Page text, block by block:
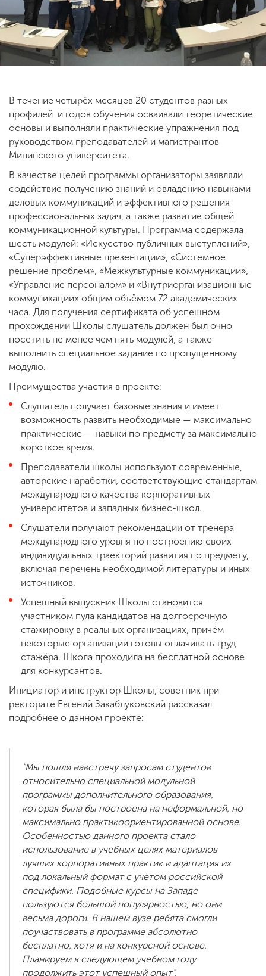
Приемная
комиссия
+7 (831) 262-26-20
В течение четырёх месяцев 20 студентов разных
профилей и годов обучения осваивали теоретические
основы и выполняли практические упражнения под
руководством преподавателей и магистрантов
Мининского университета.
В качестве целей программы организаторы заявляли
содействие получению знаний и овладению навыками
деловых коммуникаций и эффективного решения
профессиональных задач, а также развитие общей
коммуникационной культуры. Программа содержала
шесть модулей: «Искусство публичных выступлений»,
«Суперэффективные презентации», «Системное
решение проблем», «Межкультурные коммуникации»,
«Управление персоналом» и «Внутриорганизационные
коммуникации» общим объёмом 72 академических
часа. Для получения сертификата об успешном
прохождении Школы слушатель должен был очно
посетить не менее чем пять модулей, а также
выполнить специальное задание по пропущенному
модулю.
Преимущества участия в проекте:
Слушатель получает базовые знания и имеет
возможность развить необходимые — максимально
практические — навыки по предмету за максимально
короткое время.
Преподаватели школы используют современные,
авторские наработки, соответствующие стандартам
международного качества корпоративных
университетов и западных бизнес-школ.
Слушатели получают рекомендации от тренера
международного уровня по построению своих
индивидуальных траекторий развития по предмету,
включая перечень необходимой литературы и иных
источников.
Успешный выпускник Школы становится
участником пула кандидатов на долгосрочную
стажировку в реальных организациях, причём
некоторые организации готовы оплачивать труд
стажёра. Школа проходила на бесплатной основе
для конкурсантов.
Инициатор и инструктор Школы, советник при
ректорате Евгений Закаблуковский рассказал
подробнее о данном проекте:
"Мы пошли навстречу запросам студентов
относительно специальной модульной
программы дополнительного образования,
которая была бы построена на неформальной, но
максимально практикоориентированной основе.
Особенностью данного проекта стало
использование в учебных целях материалов
лучших корпоративных практик и адаптация их
под локальный формат с учётом российской
специфики. Подобные курсы на Западе
пользуются большой популярностью, но они
весьма дороги. В нашем вузе ребята смогли
поучаствовать в программе абсолютно
бесплатно, хотя и на конкурсной основе.
Планируем в следующем учебном году
продолжить этот успешный опыт".